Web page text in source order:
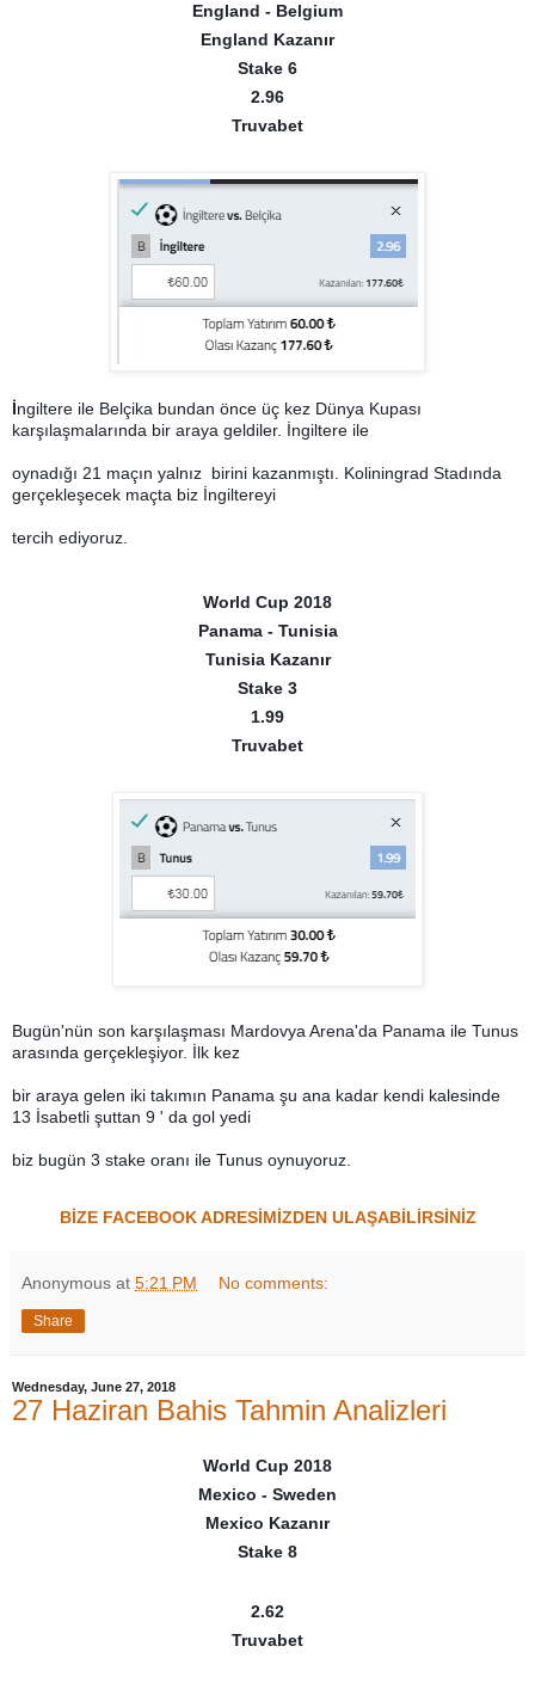
England - Belgium
England Kazanır
Stake 6
2.96
Truvabet
İngiltere ile Belçika bundan önce üç kez Dünya Kupası
karşılaşmalarında bir araya geldiler. İngiltere ile
oynadığı 21 maçın yalnız birini kazanmıştı. Koliningrad Stadında
gerçekleşecek maçta biz İngiltereyi
tercih ediyoruz.
World Cup 2018
Panama - Tunisia
Tunisia Kazanır
Stake 3
1.99
Truvabet
Bugün'nün son karşılaşması Mardovya Arena'da Panama ile Tunus
arasında gerçekleşiyor. İlk kez
bir araya gelen iki takımın Panama şu ana kadar kendi kalesinde
13 İsabetli şuttan 9 ' da gol yedi
biz bugün 3 stake oranı ile Tunus oynuyoruz.
BİZE FACEBOOK ADRESİMİZDEN ULAŞABİLİRSİNİZ
Anonymous at 5:21 PM No comments:
Share
Wednesday, June 27, 2018
27 Haziran Bahis Tahmin Analizleri
World Cup 2018
Mexico - Sweden
Mexico Kazanır
Stake 8
2.62
Truvabet